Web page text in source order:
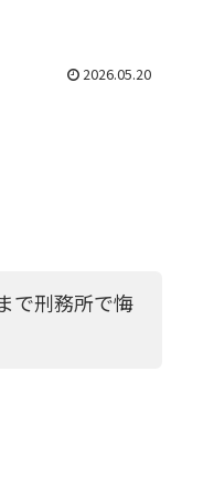
2026.05.20
で刑務所で悔